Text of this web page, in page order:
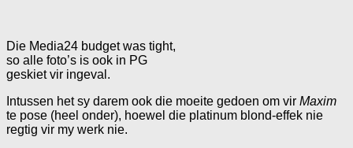
Die Media24 budget was tight,
so alle foto’s is ook in PG
geskiet vir ingeval.
Intussen het sy darem ook die moeite gedoen om vir Maxim
te pose (heel onder), hoewel die platinum blond-effek nie
regtig vir my werk nie.